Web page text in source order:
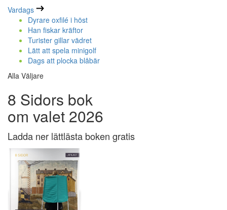
Vardags
Dyrare oxfilé i höst
Han fiskar kräftor
Turister gillar vädret
Lätt att spela minigolf
Dags att plocka blåbär
Alla Väljare
8 Sidors bok
om valet 2026
Ladda ner lättlästa boken gratis